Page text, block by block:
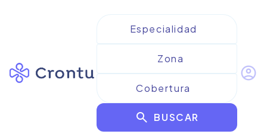
search BUSCAR
account_circle
Resultados para
Hematología Veterinaria